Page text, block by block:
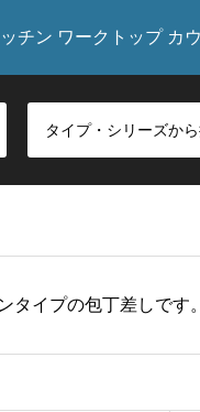
チン ワークトップ カ
タイプ・シリーズか
タイプの包丁差しです。